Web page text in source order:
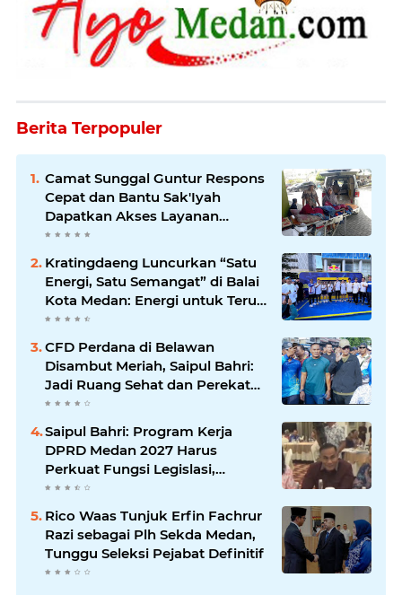
Berita Terpopuler
Camat Sunggal Guntur Respons
Cepat dan Bantu Sak'Iyah
Dapatkan Akses Layanan
Kesehatan
Kratingdaeng Luncurkan “Satu
Energi, Satu Semangat” di Balai
Kota Medan: Energi untuk Terus
Bergerak Maju
CFD Perdana di Belawan
Disambut Meriah, Saipul Bahri:
Jadi Ruang Sehat dan Perekat
Kebersamaan Warga Medan
Saipul Bahri: Program Kerja
DPRD Medan 2027 Harus
Perkuat Fungsi Legislasi,
Anggaran dan Pengawasan
Rico Waas Tunjuk Erfin Fachrur
Razi sebagai Plh Sekda Medan,
Tunggu Seleksi Pejabat Definitif